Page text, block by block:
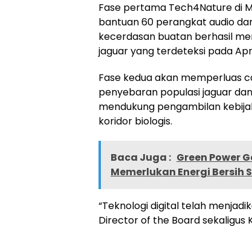
Fase pertama Tech4Nature di
bantuan 60 perangkat audio
kecerdasan buatan berhasil
jaguar yang terdeteksi pada
Fase kedua akan memperluas
penyebaran populasi jaguar
mendukung pengambilan
koridor biologis.
Baca Juga : Green Power
Memerlukan Energi Bersih
“Teknologi digital telah
Director of the Board sekaligus